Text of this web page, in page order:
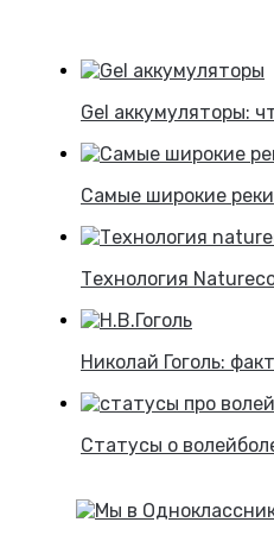
Gel аккумуляторы:
Самые широкие реки
Технология
Николай Гоголь:
Статусы о